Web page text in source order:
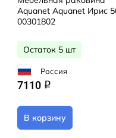
Aquanet Aquanet Ирис
00301802
Остаток 5 шт
Россия
7110 q
В корзину